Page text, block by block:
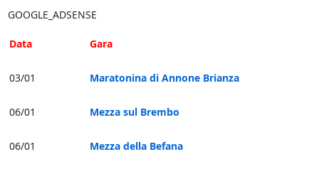
GOOGLE_ADSENSE
Data Gara
03/01 Maratonina di Annone Brianza
06/01 Mezza sul Brembo
06/01 Mezza della Befana